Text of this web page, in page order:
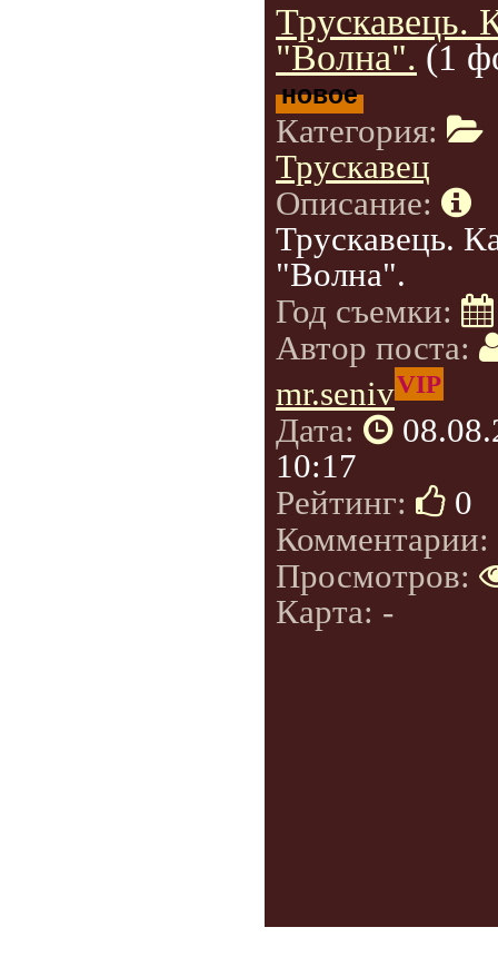
Трускавець.
"Волна". (1
новое
Категория:
Трускавец
Описание:
Трускавець.
"Волна".
Год съемки:
Автор поста:
mr.senivVIP
Дата:
10:17
Рейтинг:
0
Комментарии:
Просмотров:
Карта: -